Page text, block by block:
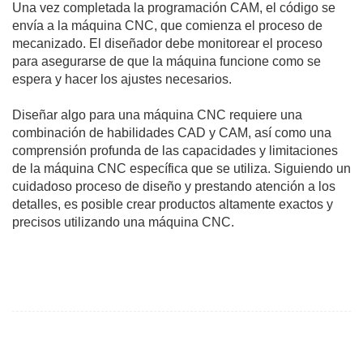
Una vez completada la programación CAM, el código se
envía a la máquina CNC, que comienza el proceso de
mecanizado. El diseñador debe monitorear el proceso
para asegurarse de que la máquina funcione como se
espera y hacer los ajustes necesarios.
Diseñar algo para una máquina CNC requiere una
combinación de habilidades CAD y CAM, así como una
comprensión profunda de las capacidades y limitaciones
de la máquina CNC específica que se utiliza. Siguiendo un
cuidadoso proceso de diseño y prestando atención a los
detalles, es posible crear productos altamente exactos y
precisos utilizando una máquina CNC.